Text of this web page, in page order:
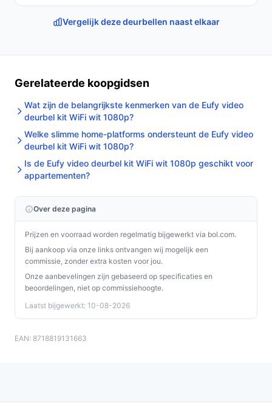
en langdurige prestaties.
bestedeurbelmetcamera.nl. Kies bewust wat perfect
Vergelijk deze deurbellen naast elkaar
Gerelateerde koopgidsen
Wat zijn de belangrijkste kenmerken van de Eufy video
deurbel kit WiFi wit 1080p?
Welke slimme home-platforms ondersteunt de Eufy video
deurbel kit WiFi wit 1080p?
Is de Eufy video deurbel kit WiFi wit 1080p geschikt voor
appartementen?
Over deze pagina
Prijzen en voorraad worden regelmatig bijgewerkt via bol.com.
Bij aankoop via onze links ontvangen wij mogelijk een
commissie, zonder extra kosten voor jou.
Onze aanbevelingen zijn gebaseerd op specificaties en
beoordelingen, niet op commissiehoogte.
Laatst bijgewerkt: 10-08-2026
EAN: 8718819131663